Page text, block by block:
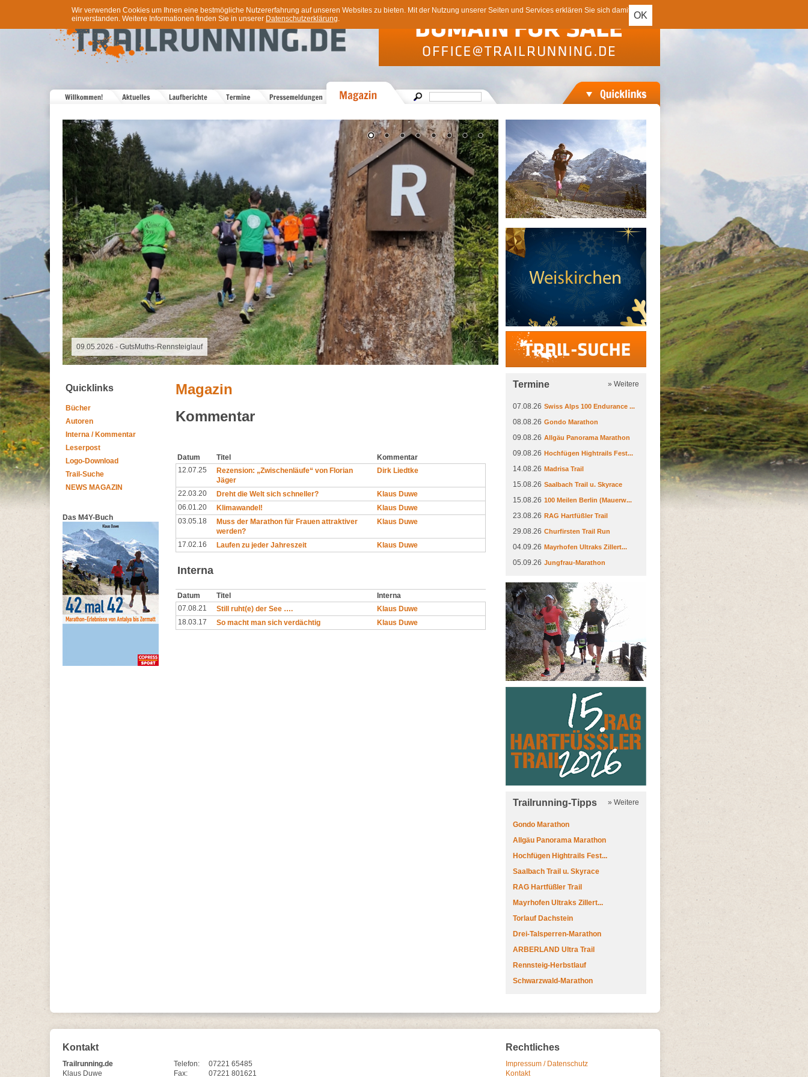
OK
Wir verwenden Cookies um Ihnen eine bestmögliche Nutzererfahrung auf unseren Websites zu bieten. Mit der Nutzung unserer Seiten und Services erklären Sie sich damit
einverstanden. Weitere Informationen finden Sie in unserer Datenschutzerklärung.
07.08.2026 - Special Event
Trail-Suche
Quicklinks
Bücher
Autoren
Interna / Kommentar
Leserpost
Logo-Download
Trail-Suche
NEWS MAGAZIN
Das M4Y-Buch
Magazin
Kommentar
Datum Titel
Kommentar
12.07.25
Rezension: „Zwischenläufe“ von Florian
Jäger
Dirk Liedtke
22.03.20 Dreht die Welt sich schneller?
Klaus Duwe
06.01.20
Klimawandel!
Klaus Duwe
03.05.18
Muss der Marathon für Frauen attraktiver
werden?
Klaus Duwe
17.02.16 Laufen zu jeder Jahreszeit Klaus Duwe
Interna
Datum Titel
Interna
07.08.21
Still ruht(e) der See ….
Klaus Duwe
18.03.17
So macht man sich verdächtig Klaus Duwe
Termine » Weitere
07.08.26 Swiss Alps 100 Endurance ...
08.08.26 Gondo Marathon
09.08.26 Allgäu Panorama Marathon
09.08.26 Hochfügen Hightrails Fest...
14.08.26 Madrisa Trail
15.08.26 Saalbach Trail u. Skyrace
15.08.26 100 Meilen Berlin (Mauerw...
23.08.26 RAG Hartfüßler Trail
29.08.26 Churfirsten Trail Run
04.09.26 Mayrhofen Ultraks Zillert...
05.09.26 Jungfrau-Marathon
Trailrunning-Tipps » Weitere
Gondo Marathon
Allgäu Panorama Marathon
Hochfügen Hightrails Fest...
Saalbach Trail u. Skyrace
RAG Hartfüßler Trail
Mayrhofen Ultraks Zillert...
Torlauf Dachstein
Drei-Talsperren-Marathon
ARBERLAND Ultra Trail
Rennsteig-Herbstlauf
Schwarzwald-Marathon
Kontakt
Trailrunning.de
Klaus Duwe
Telefon:
07221 65485
Fax:
07221 801621
Rechtliches
Impressum / Datenschutz
Kontakt